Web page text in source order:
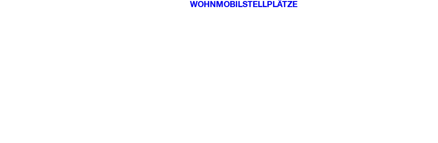
WOHNMOBILSTELLPLÄTZE